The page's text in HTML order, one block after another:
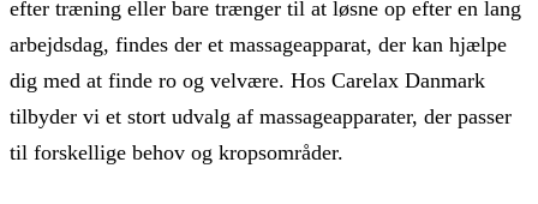
efter træning eller bare trænger til at løsne op efter en lang
arbejdsdag, findes der et massageapparat, der kan hjælpe
dig med at finde ro og velvære. Hos Carelax Danmark
tilbyder vi et stort udvalg af massageapparater, der passer
til forskellige behov og kropsområder.